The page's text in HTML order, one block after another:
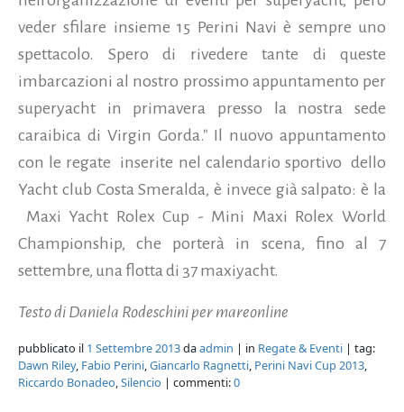
veder sfilare insieme 15 Perini Navi è sempre uno
spettacolo. Spero di rivedere tante di queste
imbarcazioni al nostro prossimo appuntamento per
superyacht in primavera presso la nostra sede
caraibica di Virgin Gorda." Il nuovo appuntamento
con le regate inserite nel calendario sportivo dello
Yacht club Costa Smeralda, è invece già salpato: è la
Maxi Yacht Rolex Cup - Mini Maxi Rolex World
Championship, che porterà in scena, fino al 7
settembre, una flotta di 37 maxiyacht.
Testo di Daniela Rodeschini per mareonline
pubblicato il 1 Settembre 2013daadmin | in Regate & Eventi | tag:
Dawn Riley, Fabio Perini,Giancarlo Ragnetti, Perini Navi Cup 2013,
Riccardo Bonadeo,Silencio | commenti:0